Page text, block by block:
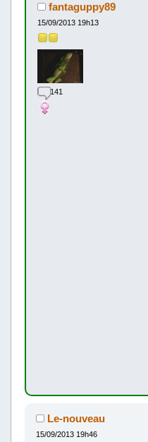
fantaguppy89
15/09/2013 19h13
141
Le-nouveau
15/09/2013 19h46